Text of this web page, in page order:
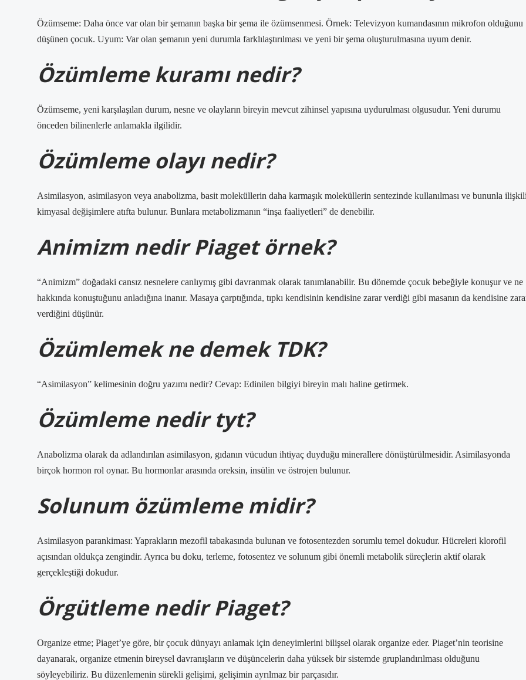
Özümseme: Daha önce var olan bir şemanın başka bir şema ile özümsenmesi. Örnek: Televizyon kumandasının mikrofon olduğunu
düşünen çocuk. Uyum: Var olan şemanın yeni durumla farklılaştırılması ve yeni bir şema oluşturulmasına uyum denir.
Özümleme kuramı nedir?
Özümseme, yeni karşılaşılan durum, nesne ve olayların bireyin mevcut zihinsel yapısına uydurulması olgusudur. Yeni durumu
önceden bilinenlerle anlamakla ilgilidir.
Özümleme olayı nedir?
Asimilasyon, asimilasyon veya anabolizma, basit moleküllerin daha karmaşık moleküllerin sentezinde kullanılması ve bununla
kimyasal değişimlere atıfta bulunur. Bunlara metabolizmanın “inşa faaliyetleri” de denebilir.
Animizm nedir Piaget örnek?
“Animizm” doğadaki cansız nesnelere canlıymış gibi davranmak olarak tanımlanabilir. Bu dönemde çocuk bebeğiyle konuşur ve ne
hakkında konuştuğunu anladığına inanır. Masaya çarptığında, tıpkı kendisinin kendisine zarar verdiği gibi masanın da kendisine
verdiğini düşünür.
Özümlemek ne demek TDK?
“Asimilasyon” kelimesinin doğru yazımı nedir? Cevap: Edinilen bilgiyi bireyin malı haline getirmek.
Özümleme nedir tyt?
Anabolizma olarak da adlandırılan asimilasyon, gıdanın vücudun ihtiyaç duyduğu minerallere dönüştürülmesidir. Asimilasyonda
birçok hormon rol oynar. Bu hormonlar arasında oreksin, insülin ve östrojen bulunur.
Solunum özümleme midir?
Asimilasyon parankiması: Yaprakların mezofil tabakasında bulunan ve fotosentezden sorumlu temel dokudur. Hücreleri klorofil
açısından oldukça zengindir. Ayrıca bu doku, terleme, fotosentez ve solunum gibi önemli metabolik süreçlerin aktif olarak
gerçekleştiği dokudur.
Örgütleme nedir Piaget?
Organize etme; Piaget’ye göre, bir çocuk dünyayı anlamak için deneyimlerini bilişsel olarak organize eder. Piaget’nin teorisine
dayanarak, organize etmenin bireysel davranışların ve düşüncelerin daha yüksek bir sistemde gruplandırılması olduğunu
söyleyebiliriz. Bu düzenlemenin sürekli gelişimi, gelişimin ayrılmaz bir parçasıdır.